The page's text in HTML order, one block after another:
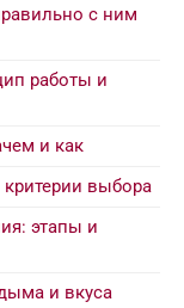
с ним
работы и
и как
выбора
этапы и
и вкуса